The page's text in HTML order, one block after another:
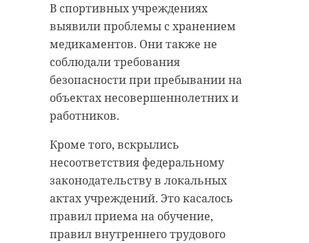
В спортивных учреждениях
выявили проблемы с хранением
медикаментов. Они также не
соблюдали требования
безопасности при пребывании на
объектах несовершеннолетних и
работников.
Кроме того, вскрылись
несоответствия федеральному
законодательству в локальных
актах учреждений. Это касалось
правил приема на обучение,
правил внутреннего трудового